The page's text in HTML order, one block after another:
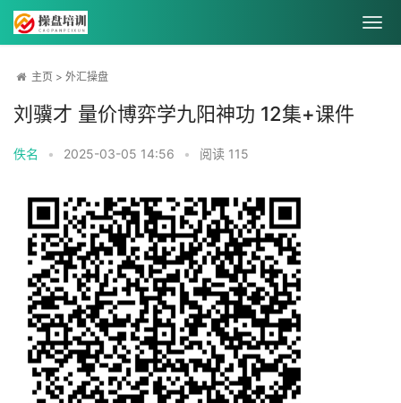
主页 > 外汇操盘
刘骥才 量价博弈学九阳神功 12集+课件
佚名 • 2025-03-05 14:56 • 阅读 115